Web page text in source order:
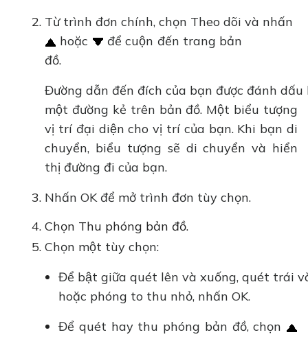
Từ trình đơn chính, chọn Theo dõi và nhấn
hoặc
để cuộn đến trang bản
đồ.
Đường dẫn đến đích của bạn được đánh dấu
một đường kẻ trên bản đồ. Một biểu tượng
vị trí đại diện cho vị trí của bạn. Khi bạn di
chuyển, biểu tượng sẽ di chuyển và hiển
thị đường đi của bạn.
Nhấn OK để mở trình đơn tùy chọn.
Chọn Thu phóng bản đồ.
Chọn một tùy chọn:
Để bật giữa quét lên và xuống, quét trái
hoặc phóng to thu nhỏ, nhấn OK.
Để quét hay thu phóng bản đồ, chọn